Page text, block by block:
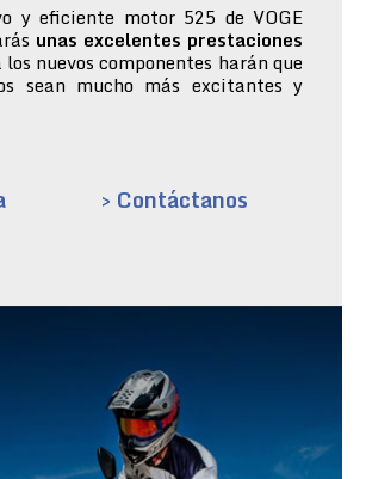
y eficiente motor 525 de VOGE
unas excelentes prestaciones
nuevos componentes harán que
sean mucho más excitantes y
> Contáctanos